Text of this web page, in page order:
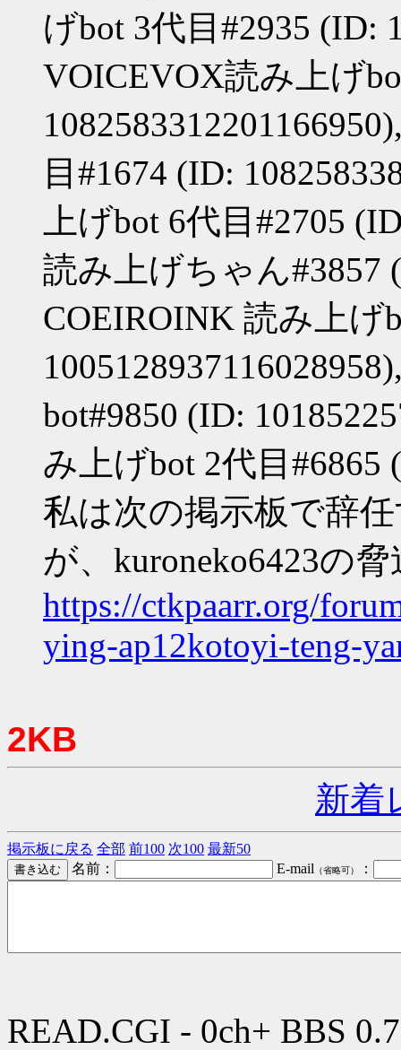
げbot 3代目#2935 (ID:
VOICEVOX読み上げ
目#1674 (ID:
上げbot 6代目#2705
読み上げちゃん#3857
COEIROINK 読み上げ
bot#9850 (ID:
み上げbot 2代目#6865
私は次の掲示板で辞
が、kuroneko6423の
https://ctkpaarr.org/
ying-ap12kotoyi-teng-
2KB
新着
掲示板に戻る 全部 前100 次100 最新50
名前：
E-mail （省略可） ：
READ.CGI - 0ch+ BBS